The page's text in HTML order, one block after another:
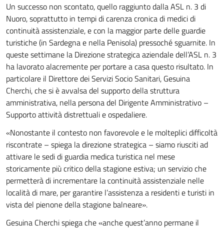
Un successo non scontato, quello raggiunto dalla ASL n. 3 di
Nuoro, soprattutto in tempi di carenza cronica di medici di
continuità assistenziale, e con la maggior parte delle guardie
turistiche (in Sardegna e nella Penisola) pressoché sguarnite. In
queste settimane la Direzione strategica aziendale dell’ASL n. 3
ha lavorato alacremente per portare a casa questo risultato. In
particolare il Direttore dei Servizi Socio Sanitari, Gesuina
Cherchi, che si è avvalsa del supporto della struttura
amministrativa, nella persona del Dirigente Amministrativo –
Supporto attività distrettuali e ospedaliere.
«Nonostante il contesto non favorevole e le molteplici difficoltà
riscontrate – spiega la direzione strategica – siamo riusciti ad
attivare le sedi di guardia medica turistica nel mese
storicamente più critico della stagione estiva; un servizio che
permetterà di incrementare la continuità assistenziale nelle
località di mare, per garantire l’assistenza a residenti e turisti in
vista del pienone della stagione balneare».
Gesuina Cherchi spiega che «anche quest’anno permane il